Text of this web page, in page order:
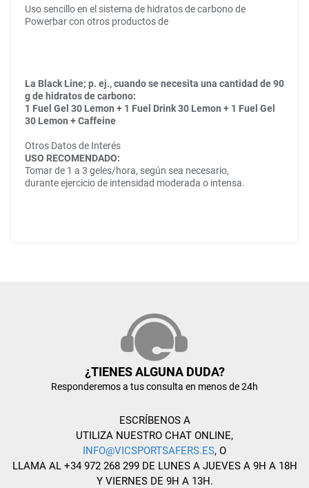
Uso sencillo en el sistema de hidratos de carbono de
Powerbar con otros productos de
La Black Line; p. ej., cuando se necesita una cantidad de 90
g de hidratos de carbono:
1 Fuel Gel 30 Lemon + 1 Fuel Drink 30 Lemon + 1 Fuel Gel
30 Lemon + Caffeine
Otros Datos de Interés
USO RECOMENDADO:
Tomar de 1 a 3 geles/hora, según sea necesario,
durante ejercicio de intensidad moderada o intensa.
¿TIENES ALGUNA DUDA?
Responderemos a tus consulta en menos de 24h
ESCRÍBENOS A
UTILIZA NUESTRO CHAT ONLINE,
INFO@VICSPORTSAFERS.ES, O
LLAMA AL +34 972 268 299 DE LUNES A JUEVES A 9H A 18H
Y VIERNES DE 9H A 13H.